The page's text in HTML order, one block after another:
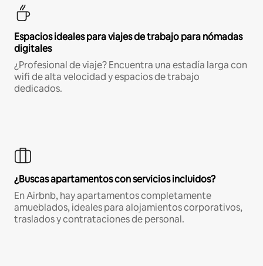
Espacios ideales para viajes de trabajo para nómadas
digitales
¿Profesional de viaje? Encuentra una estadía larga con
wifi de alta velocidad y espacios de trabajo
dedicados.
¿Buscas apartamentos con servicios incluidos?
En Airbnb, hay apartamentos completamente
amueblados, ideales para alojamientos corporativos,
traslados y contrataciones de personal.